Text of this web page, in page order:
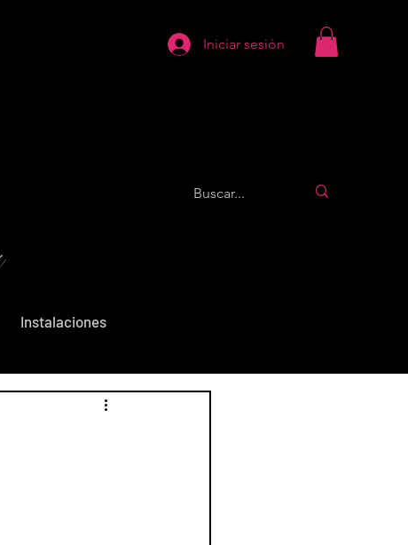
Iniciar sesión
Instalaciones